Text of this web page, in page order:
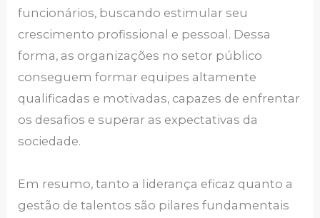
funcionários, buscando estimular seu
crescimento profissional e pessoal. Dessa
forma, as organizações no setor público
conseguem formar equipes altamente
qualificadas e motivadas, capazes de enfrentar
os desafios e superar as expectativas da
sociedade.
Em resumo, tanto a liderança eficaz quanto a
gestão de talentos são pilares fundamentais